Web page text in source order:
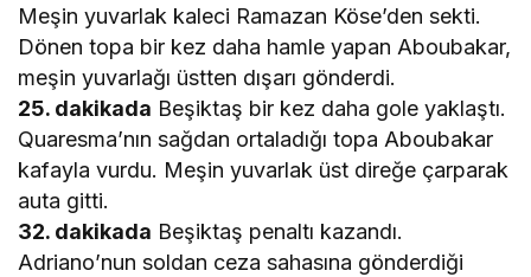
Meşin yuvarlak kaleci Ramazan Köse’den sekti.
Dönen topa bir kez daha hamle yapan Aboubakar,
meşin yuvarlağı üstten dışarı gönderdi.
25. dakikada Beşiktaş bir kez daha gole yaklaştı.
Quaresma’nın sağdan ortaladığı topa Aboubakar
kafayla vurdu. Meşin yuvarlak üst direğe çarparak
auta gitti.
32. dakikada Beşiktaş penaltı kazandı.
Adriano’nun soldan ceza sahasına gönderdiği